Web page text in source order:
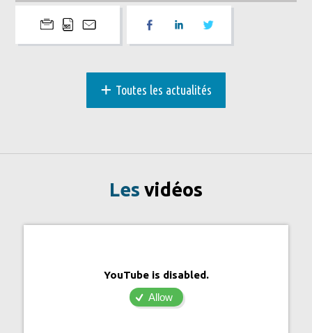
+ Toutes les actualités
Les vidéos
YouTube is disabled.
Allow